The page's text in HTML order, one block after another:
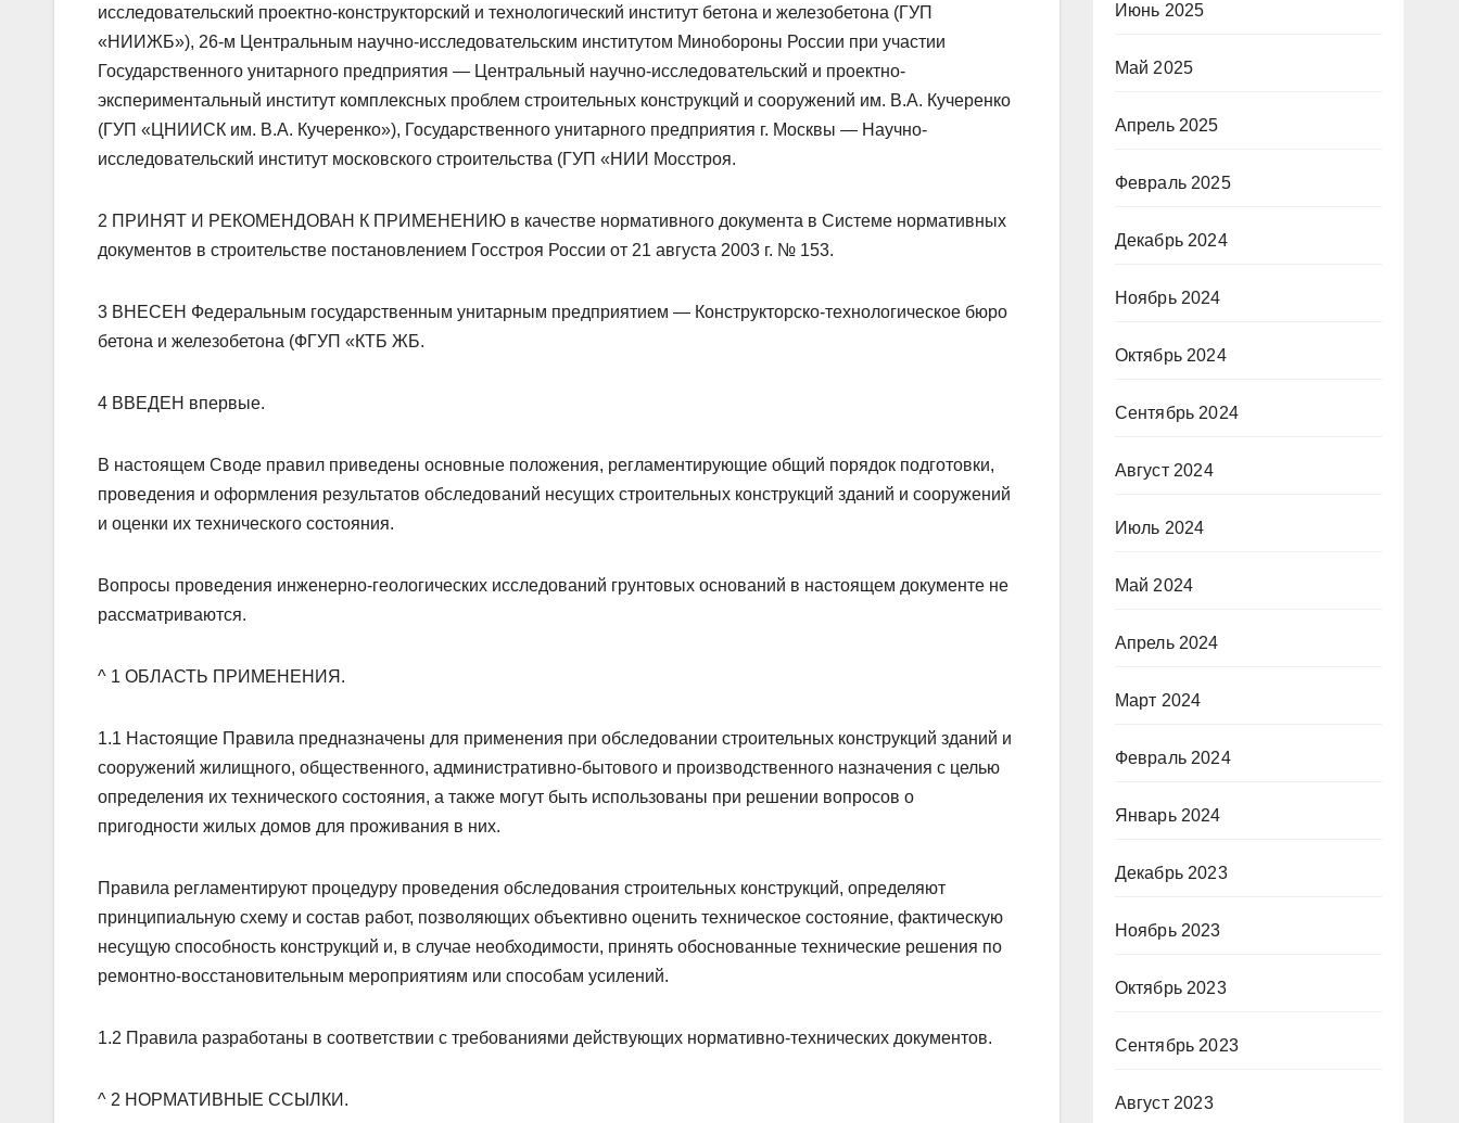
исследовательский проектно-конструкторский и технологический институт бетона и железобетона (ГУП
«НИИЖБ»), 26-м Центральным научно-исследовательским институтом Минобороны России при участии
Государственного унитарного предприятия — Центральный научно-исследовательский и проектно-
экспериментальный институт комплексных проблем строительных конструкций и сооружений им. В.А. Кучеренко
(ГУП «ЦНИИСК им. В.А. Кучеренко»), Государственного унитарного предприятия г. Москвы — Научно-
исследовательский институт московского строительства (ГУП «НИИ Мосстроя.
2 ПРИНЯТ И РЕКОМЕНДОВАН К ПРИМЕНЕНИЮ в качестве нормативного документа в Системе нормативных
документов в строительстве постановлением Госстроя России от 21 августа 2003 г. № 153.
3 ВНЕСЕН Федеральным государственным унитарным предприятием — Конструкторско-технологическое бюро
бетона и железобетона (ФГУП «КТБ ЖБ.
4 ВВЕДЕН впервые.
В настоящем Своде правил приведены основные положения, регламентирующие общий порядок подготовки,
проведения и оформления результатов обследований несущих строительных конструкций зданий и сооружений
и оценки их технического состояния.
Вопросы проведения инженерно-геологических исследований грунтовых оснований в настоящем документе не
рассматриваются.
^ 1 ОБЛАСТЬ ПРИМЕНЕНИЯ.
1.1 Настоящие Правила предназначены для применения при обследовании строительных конструкций зданий и
сооружений жилищного, общественного, административно-бытового и производственного назначения с целью
определения их технического состояния, а также могут быть использованы при решении вопросов о
пригодности жилых домов для проживания в них.
Правила регламентируют процедуру проведения обследования строительных конструкций, определяют
принципиальную схему и состав работ, позволяющих объективно оценить техническое состояние, фактическую
несущую способность конструкций и, в случае необходимости, принять обоснованные технические решения по
ремонтно-восстановительным мероприятиям или способам усилений.
1.2 Правила разработаны в соответствии с требованиями действующих нормативно-технических документов.
^ 2 НОРМАТИВНЫЕ ССЫЛКИ.
Июнь 2025
Май 2025
Апрель 2025
Февраль 2025
Декабрь 2024
Ноябрь 2024
Октябрь 2024
Сентябрь 2024
Август 2024
Июль 2024
Май 2024
Апрель 2024
Март 2024
Февраль 2024
Январь 2024
Декабрь 2023
Ноябрь 2023
Октябрь 2023
Сентябрь 2023
Август 2023